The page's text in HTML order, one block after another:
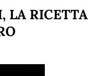
LA RICETTA